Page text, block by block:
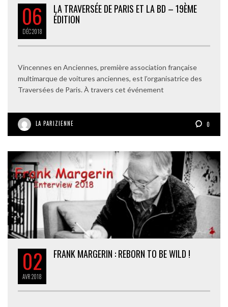
06
DÉC2018
LA TRAVERSÉE DE PARIS ET LA BD – 19ÈME
ÉDITION
Vincennes en Anciennes, première association française
multimarque de voitures anciennes, est l’organisatrice des
Traversées de Paris. À travers cet événement
LA PARIZIENNE 0
02
AVR2018
FRANK MARGERIN : REBORN TO BE WILD !